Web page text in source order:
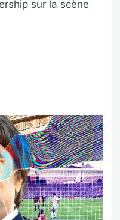
sur la scène